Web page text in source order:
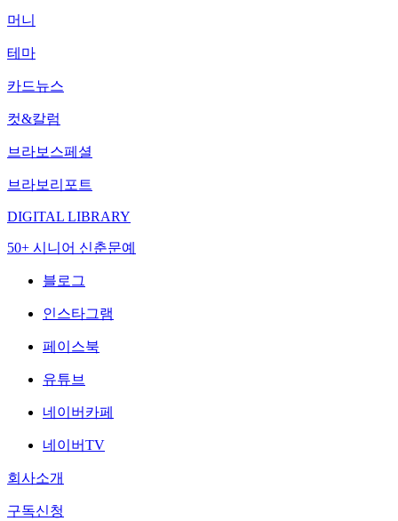
머니
테마
카드뉴스
컷&칼럼
브라보스페셜
브라보리포트
DIGITAL LIBRARY
50+ 시니어 신춘문예
블로그
인스타그램
페이스북
유튜브
네이버카페
네이버TV
회사소개
구독신청